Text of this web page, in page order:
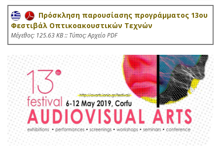
Πρόσκληση παρουσίασης προγράμματος 13ου
Φεστιβάλ Οπτικοακουστικών Τεχνών
Mέγεθος: 125.63 KB :: Τύπος: Αρχείο PDF